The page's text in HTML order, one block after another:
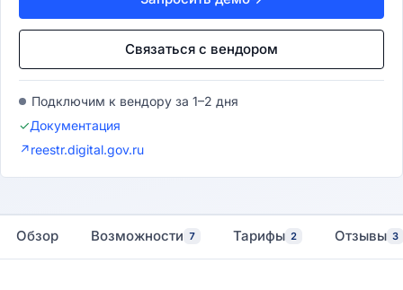
Связаться с вендором
Подключим к вендору за 1–2 дня
✓Документация
↗reestr.digital.gov.ru
Обзор Возможности 7 Тарифы 2 Отзывы 3